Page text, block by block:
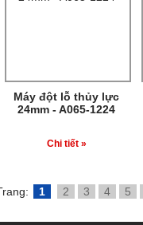
Máy đột lỗ thủy lực
24mm - A065-1224
Chi tiết »
1 2 3 4 5